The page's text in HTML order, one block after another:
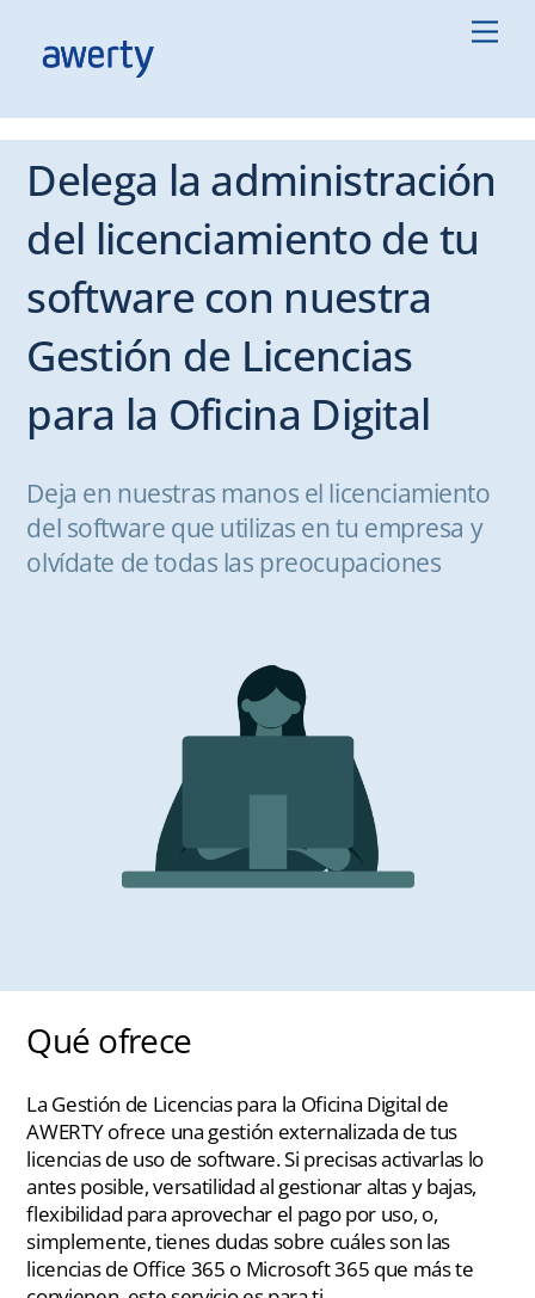
content
Delega la administración
del licenciamiento de tu
software con nuestra
Gestión de Licencias
para la Oficina Digital
Deja en nuestras manos el licenciamiento
del software que utilizas en tu empresa y
olvídate de todas las preocupaciones
Qué ofrece
La Gestión de Licencias para la Oficina Digital de
AWERTY ofrece una gestión externalizada de tus
licencias de uso de software. Si precisas activarlas lo
antes posible, versatilidad al gestionar altas y bajas,
flexibilidad para aprovechar el pago por uso, o,
simplemente, tienes dudas sobre cuáles son las
licencias de Office 365 o Microsoft 365 que más te